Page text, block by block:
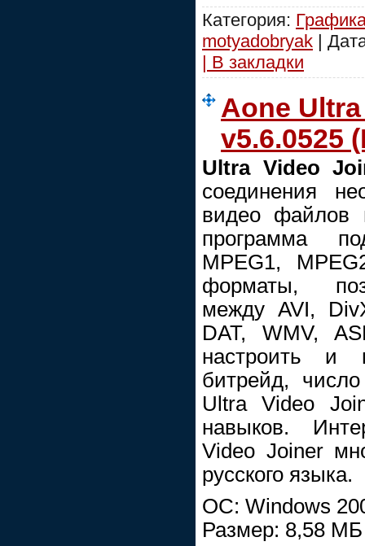
Категория:
motyadobryak |
| В закладки
Aone
v5.6.0525
Ultra Video
соединения
видео файлов
программа
MPEG1,
форматы,
между AVI,
DAT, WMV,
настроить и
битрейд,
Ultra Video
навыков.
Video Joiner
русского языка.
ОС: Windows
Размер: 8,58 МБ